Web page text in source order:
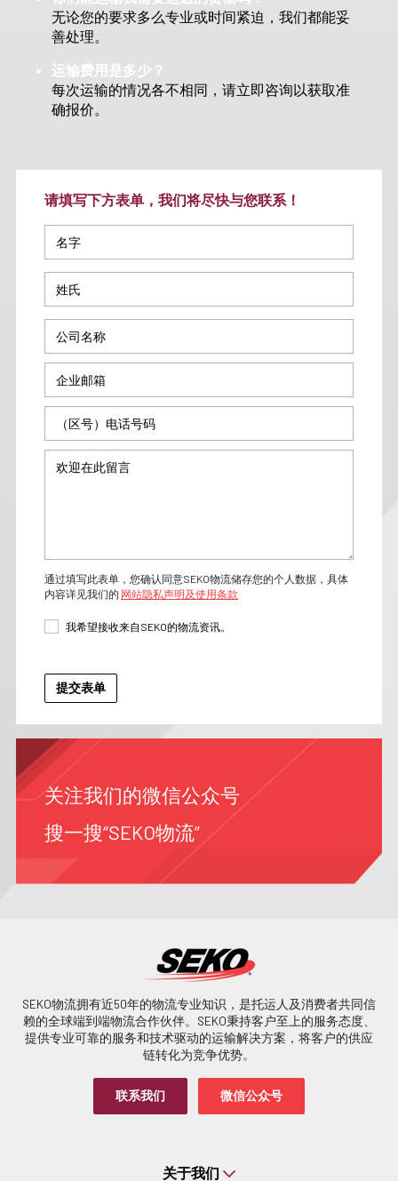
无论您的要求多么专业或时间紧迫，我们都能妥
善处理。
运输费用是多少？
每次运输的情况各不相同，请立即咨询以获取准
确报价。
请填写下方表单，我们将尽快与您联系！
通过填写此表单，您确认同意SEKO物流储存您的个人数据，具体
内容详见我们的 网站隐私声明及使用条款
我希望接收来自SEKO的物流资讯。
关注我们的微信公众号
搜一搜“SEKO物流”
SEKO物流拥有近50年的物流专业知识，是托运人及消费者共同信
赖的全球端到端物流合作伙伴。SEKO秉持客户至上的服务态度、
提供专业可靠的服务和技术驱动的运输解决方案，将客户的供应
链转化为竞争优势。
联系我们 微信公众号
关于我们